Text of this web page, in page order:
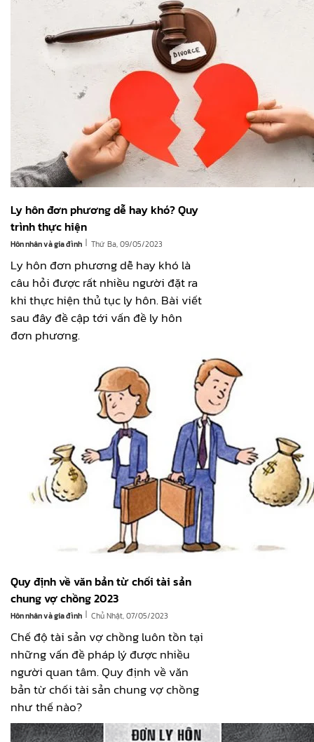
Ly hôn đơn phương dễ hay khó? Quy
trình thực hiện
Hôn nhân và gia đình | Thứ Ba, 09/05/2023
Ly hôn đơn phương dễ hay khó là
câu hỏi được rất nhiều người đặt ra
khi thực hiện thủ tục ly hôn. Bài viết
sau đây đề cập tới vấn đề ly hôn
đơn phương.
Quy định về văn bản từ chối tài sản
chung vợ chồng 2023
Hôn nhân và gia đình | Chủ Nhật, 07/05/2023
Chế độ tài sản vợ chồng luôn tồn tại
những vấn đề pháp lý được nhiều
người quan tâm. Quy định về văn
bản từ chối tài sản chung vợ chồng
như thế nào?